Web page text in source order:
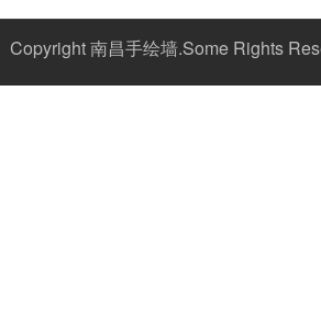
要有沙发、...
Copyright 南昌手绘墙.Some Rights